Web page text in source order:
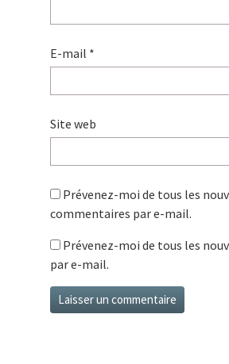
E-mail *
Site web
Prévenez-moi de tous les
commentaires par e-mail.
Prévenez-moi de tous les
par e-mail.